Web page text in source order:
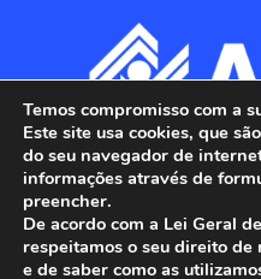
Temos compromisso com a
Este site usa cookies, que
do seu navegador de
informações através de
preencher.
De acordo com a Lei Geral
respeitamos o seu direito
e de saber como as